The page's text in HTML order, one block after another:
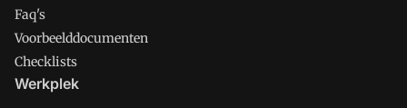
Faq's
Voorbeelddocumenten
Checklists
Werkplek